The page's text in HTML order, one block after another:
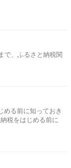
で、ふるさと納税関
める前に知っておき
税をはじめる前に